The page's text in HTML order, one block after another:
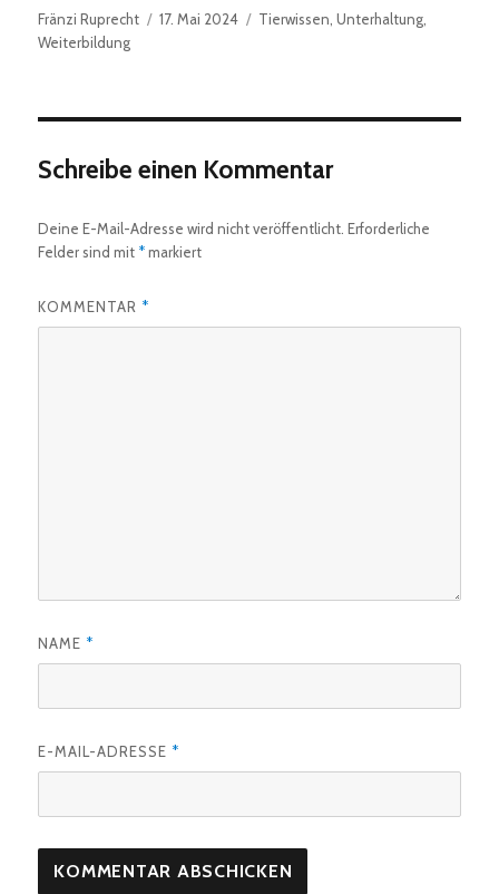
Autor
Fränzi Ruprecht
Veröffentlicht
17. Mai 2024 Kategorien
Tierwissen ,Unterhaltung
Weiterbildung
Schreibe einen Kommentar
Deine E-Mail-Adresse wird nicht veröffentlicht. Erforderliche
Felder sind mit *markiert
KOMMENTAR *
NAME *
E-MAIL-ADRESSE *